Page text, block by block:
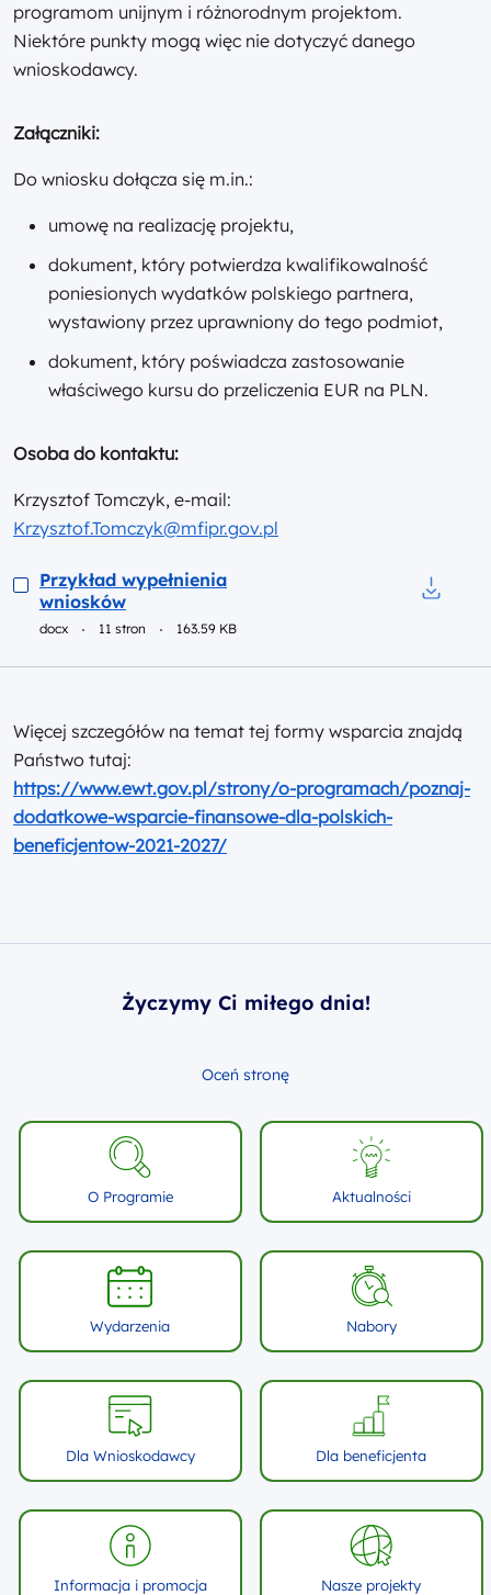
programom unijnym i różnorodnym projektom.
Niektóre punkty mogą więc nie dotyczyć danego
wnioskodawcy.
Załączniki:
Do wniosku dołącza się m.in.:
umowę na realizację projektu,
dokument, który potwierdza kwalifikowalność
poniesionych wydatków polskiego partnera,
wystawiony przez uprawniony do tego podmiot,
dokument, który poświadcza zastosowanie
właściwego kursu do przeliczenia EUR na PLN.
Osoba do kontaktu:
Krzysztof Tomczyk, e-mail:
Krzysztof.Tomczyk@mfipr.gov.pl
Podgląd
Przykład wypełnienia
wniosków
docx 11 stron 163.59 KB
Więcej szczegółów na temat tej formy wsparcia znajdą
Państwo tutaj:
https://www.ewt.gov.pl/strony/o-programach/poznaj-
dodatkowe-wsparcie-finansowe-dla-polskich-
beneficjentow-2021-2027/
Życzymy Ci miłego dnia!
Oceń stronę
O Programie Aktualności
Wydarzenia Nabory
Dla Wnioskodawcy Dla beneficjenta
Informacja i promocja Nasze projekty